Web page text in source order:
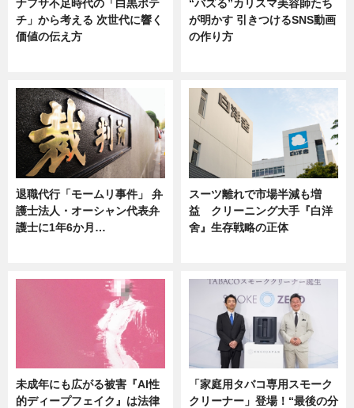
ナフサ不足時代の「白黒ポテ
チ」から考える 次世代に響く
価値の伝え方
“バズる”カリスマ美容師たち
が明かす 引きつけるSNS動画
の作り方
退職代行「モームリ事件」 弁
護士法人・オーシャン代表弁
護士に1年6か月…
スーツ離れで市場半減も増
益 クリーニング大手『白洋
舍』生存戦略の正体
未成年にも広がる被害『AI性
的ディープフェイク』は法律
「家庭用タバコ専用スモーク
クリーナー」登場！“最後の分